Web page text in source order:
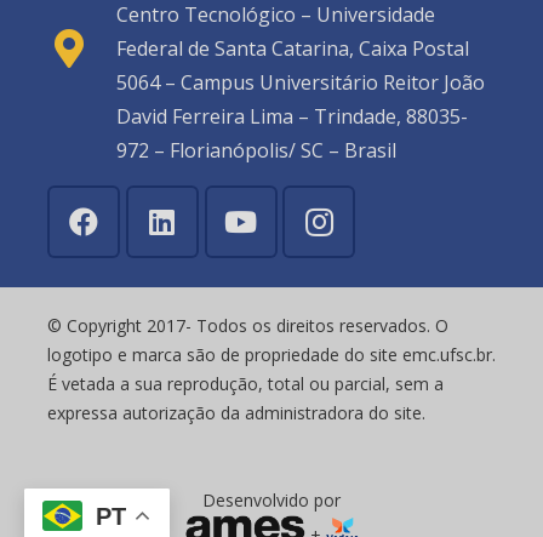
Centro Tecnológico – Universidade
Federal de Santa Catarina, Caixa Postal
5064 – Campus Universitário Reitor João
David Ferreira Lima – Trindade, 88035-
972 – Florianópolis/ SC – Brasil
© Copyright 2017- Todos os direitos reservados. O
logotipo e marca são de propriedade do site emc.ufsc.br.
É vetada a sua reprodução, total ou parcial, sem a
expressa autorização da administradora do site.
Desenvolvido por
PT